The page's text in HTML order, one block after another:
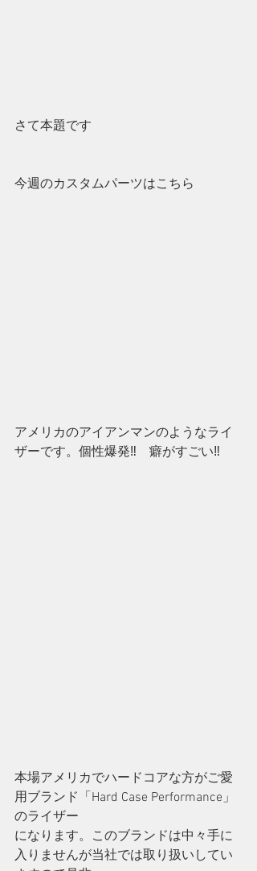
さて本題です
今週のカスタムパーツはこちら
アメリカのアイアンマンのようなライ
ザーです。個性爆発‼　癖がすごい‼
本場アメリカでハードコアな方がご愛
用ブランド「Hard Case Performance」
のライザー
になります。このブランドは中々手に
入りませんが当社では取り扱いしてい